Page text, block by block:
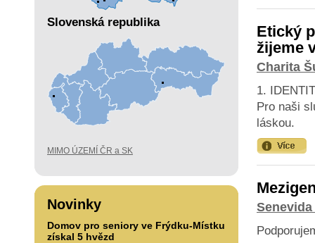
Slovenská republika
MIMO ÚZEMÍ ČR a SK
Novinky
Domov pro seniory ve Frýdku-Místku
získal 5 hvězd
Etický
žijeme
Charita
1.
Pro naši
láskou.
Senevida